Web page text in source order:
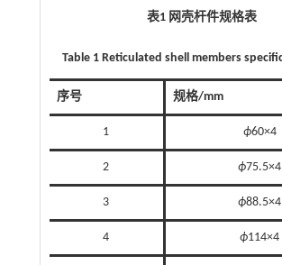
表1 网壳杆件规格表
Table 1 Reticulated shell members
序号 规格/mm
1 ϕ60×4
2 ϕ75.5×4
3 ϕ88.5×4
4 ϕ114×4